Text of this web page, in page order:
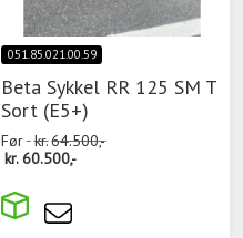
051.85.021.00.59
Beta Sykkel RR 125 SM T
Sort (E5+)
Før kr.64.500,-
kr.60.500,-